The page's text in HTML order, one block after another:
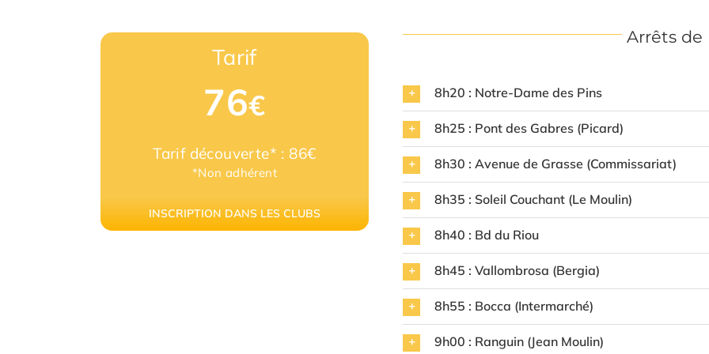
Tarif
76€
Tarif découverte* : 86€
*Non adhérent
INSCRIPTION DANS LES CLUBS
Arrêts de
8h20 : Notre-Dame des Pins
8h25 : Pont des Gabres (Picard)
8h30 : Avenue de Grasse (Commissariat)
8h35 : Soleil Couchant (Le Moulin)
8h40 : Bd du Riou
8h45 : Vallombrosa (Bergia)
8h55 : Bocca (Intermarché)
9h00 : Ranguin (Jean Moulin)